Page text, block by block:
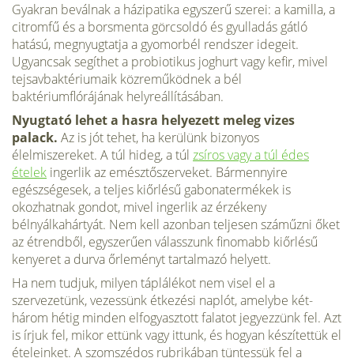
Gyakran beválnak a házipatika egyszerű szerei: a kamilla, a
citromfű és a borsmenta görcsoldó és gyulladás gátló
hatású, megnyugtatja a gyomor­bél rendszer idegeit.
Ugyancsak segíthet a probiotikus joghurt vagy kefir, mivel
tejsavbaktériumaik közreműködnek a bél
baktériumflórájának helyreállításában.
Nyugtató lehet a hasra helyezett meleg vizes
palack. Az is jót tehet, ha kerülünk bizonyos
élelmiszereket. A túl hideg, a túl zsíros vagy a túl édes
ételek ingerlik az emésztőszerveket. Bármennyire
egészségesek, a teljes kiőrlésű gabonatermékek is
okozhatnak gondot, mivel ingerlik az érzékeny
bélnyálkahártyát. Nem kell azonban teljesen száműzni őket
az étrendből, egyszerűen válasszunk finomabb kiőrlésű
kenyeret a durva őrleményt tartalmazó helyett.
Ha nem tudjuk, milyen táplálékot nem visel el a
szervezetünk, vezessünk étkezési naplót, amelybe két-
három hétig minden elfogyasztott falatot jegyezzünk fel. Azt
is írjuk fel, mikor ettünk vagy ittunk, és hogyan készí­tettük el
ételeinket. A szomszédos rubrikában tüntessük fel a